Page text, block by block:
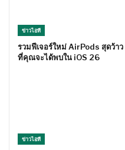
ข่าวไอที
รวมฟีเจอร์ใหม่ AirPods สุดว้าว
ที่คุณจะได้พบใน iOS 26
ข่าวไอที